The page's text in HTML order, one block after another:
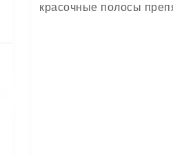
красочные полосы